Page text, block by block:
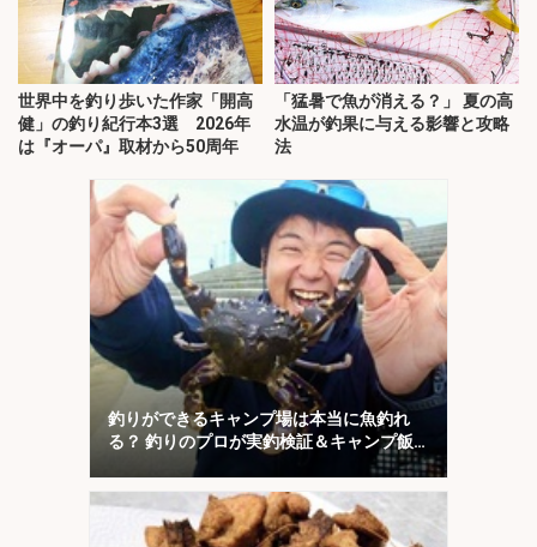
世界中を釣り歩いた作家「開高
健」の釣り紀行本3選 2026年
は『オーパ』取材から50周年
「猛暑で魚が消える？」 夏の高
水温が釣果に与える影響と攻略
法
釣りができるキャンプ場は本当に魚釣れ
る？ 釣りのプロが実釣検証＆キャンプ飯